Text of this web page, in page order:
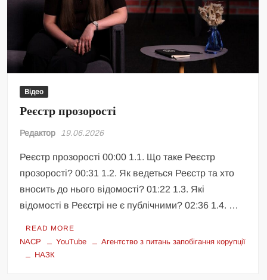
Відео
Реєстр прозорості
Редактор 19.06.2026
Реєстр прозорості 00:00 1.1. Що таке Реєстр
прозорості? 00:31 1.2. Як ведеться Реєстр та хто
вносить до нього відомості? 01:22 1.3. Які
відомості в Реєстрі не є публічними? 02:36 1.4. …
READ MORE
NACP YouTube
Агентство з питань запобігання корупції
НАЗК